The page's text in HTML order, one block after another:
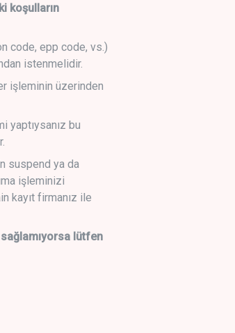
koşulların
code, epp code, vs.)
istenmelidir.
işleminin üzerinden
yaptıysanız bu
suspend ya da
işleminizi
kayıt firmanız ile
lütfen